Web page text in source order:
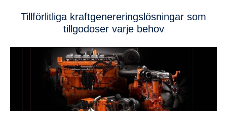
Tillförlitliga kraftgenereringslösningar som
tillgodoser varje behov